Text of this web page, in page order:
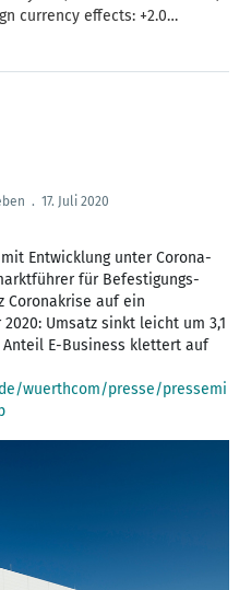
currency effects: +2.0
. 17. Juli 2020
Entwicklung unter Corona-
für Befestigungs-
Coronakrise auf ein
Umsatz sinkt leicht um 3,1
Anteil E-Business klettert auf
wuerthcom/presse/pressemi